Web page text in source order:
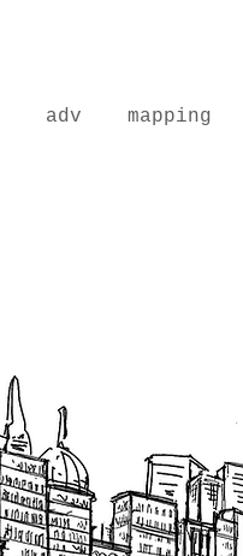
adv mapping